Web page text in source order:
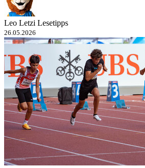
Leo Letzi Lesetipps
26.05.2026